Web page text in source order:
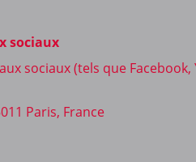
sociaux
sociaux (tels que
Paris, France